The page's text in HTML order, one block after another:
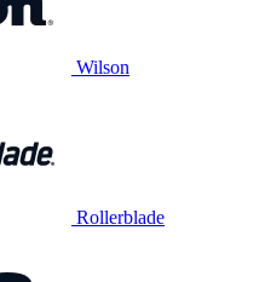
Wilson
Rollerblade